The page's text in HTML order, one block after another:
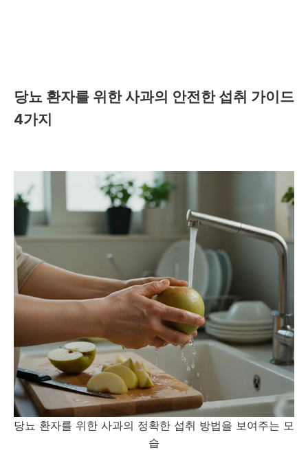
당뇨 환자를 위한 사과의 안전한 섭취 가이드
4가지
당뇨 환자를 위한 사과의 정확한 섭취 방법을 보여주는 모
습